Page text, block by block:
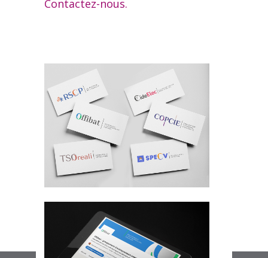
Contactez-nous.